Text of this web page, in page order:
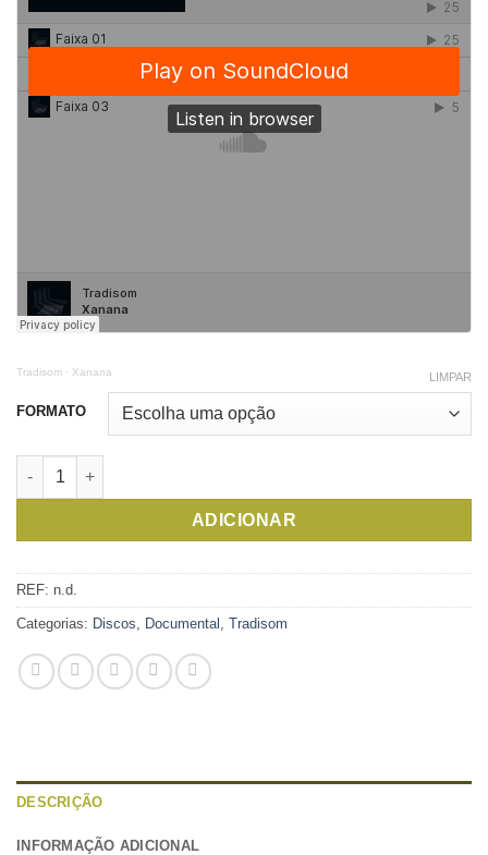
Tradisom · Xanana
FORMATO
LIMPAR
Quantidade de Xanana
ADICIONAR
REF: n.d.
Categorias: Discos Documental Tradisom
DESCRIÇÃO
INFORMAÇÃO ADICIONAL